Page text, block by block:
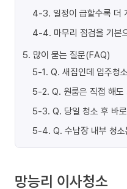
4-3. 일정이 급할수록 더
4-4. 마무리 점검을 기본
5. 많이 묻는 질문(FAQ)
5-1. Q. 새집인데 입주청
5-2. Q. 원룸은 직접 해도
5-3. Q. 당일 청소 후 바
5-4. Q. 수납장 내부 청
망능리 이사청소